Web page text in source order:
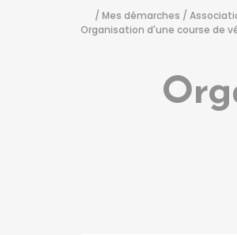
/ Mes démarches /
Organisation d'une course de